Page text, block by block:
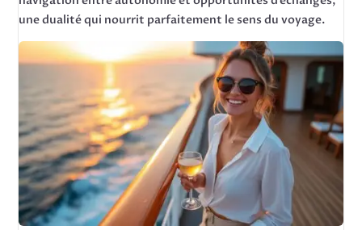
une dualité qui nourrit parfaitement le sens du voyage.